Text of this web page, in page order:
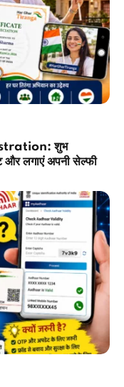
शुभ
और लगाएं अपनी सेल्फी